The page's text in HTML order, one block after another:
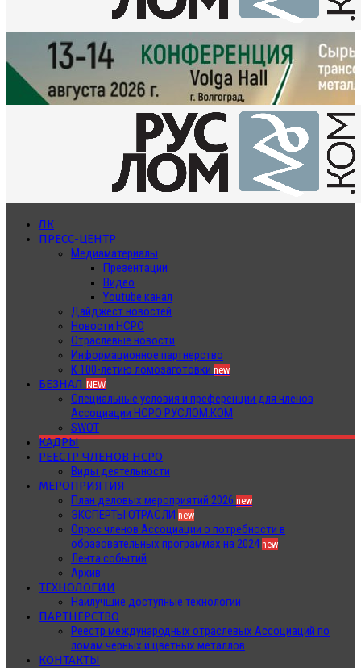
ЛК
ПРЕСС-ЦЕНТР
Медиаматериалы
Презентации
Видео
Youtube канал
Дайджест новостей
Новости НСРО
Отраслевые новости
Информационное партнерство
К 100-летию ломозаготовки new
БЕЗНАЛ NEW
Специальные условия и преференции для членов
Ассоциации НСРО РУСЛОМ.КОМ
SWOT
КАДРЫ
РЕЕСТР ЧЛЕНОВ НСРО
Виды деятельности
МЕРОПРИЯТИЯ
План деловых мероприятий 2026 new
ЭКСПЕРТЫ ОТРАСЛИ new
Опрос членов Ассоциации о потребности в
образовательных программах на 2024new
Лента событий
Архив
ТЕХНОЛОГИИ
Наилучшие доступные технологии
ПАРТНЕРСТВО
Реестр международных отраслевых Ассоциаций по
ломам черных и цветных металлов
КОНТАКТЫ